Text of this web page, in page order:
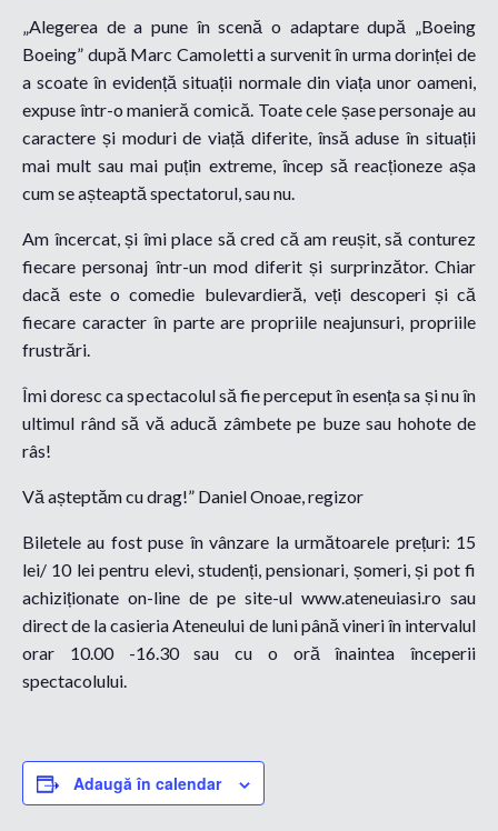
„Alegerea de a pune în scenă o adaptare după „Boeing
Boeing” după Marc Camoletti a survenit în urma dorinței de
a scoate în evidență situații normale din viața unor oameni,
expuse într-o manieră comică. Toate cele șase personaje au
caractere și moduri de viață diferite, însă aduse în situații
mai mult sau mai puțin extreme, încep să reacționeze așa
cum se așteaptă spectatorul, sau nu.
Am încercat, și îmi place să cred că am reușit, să conturez
fiecare personaj într-un mod diferit și surprinzător. Chiar
dacă este o comedie bulevardieră, veți descoperi și că
fiecare caracter în parte are propriile neajunsuri, propriile
frustrări.
Îmi doresc ca spectacolul să fie perceput în esența sa și nu în
ultimul rând să vă aducă zâmbete pe buze sau hohote de
râs!
Vă așteptăm cu drag!” Daniel Onoae, regizor
Biletele au fost puse în vânzare la următoarele prețuri: 15
lei/ 10 lei pentru elevi, studenți, pensionari, șomeri, și pot fi
achiziționate on-line de pe site-ul www.ateneuiasi.ro sau
direct de la casieria Ateneului de luni până vineri în intervalul
orar 10.00 -16.30 sau cu o oră înaintea începerii
spectacolului.
Adaugă în calendar